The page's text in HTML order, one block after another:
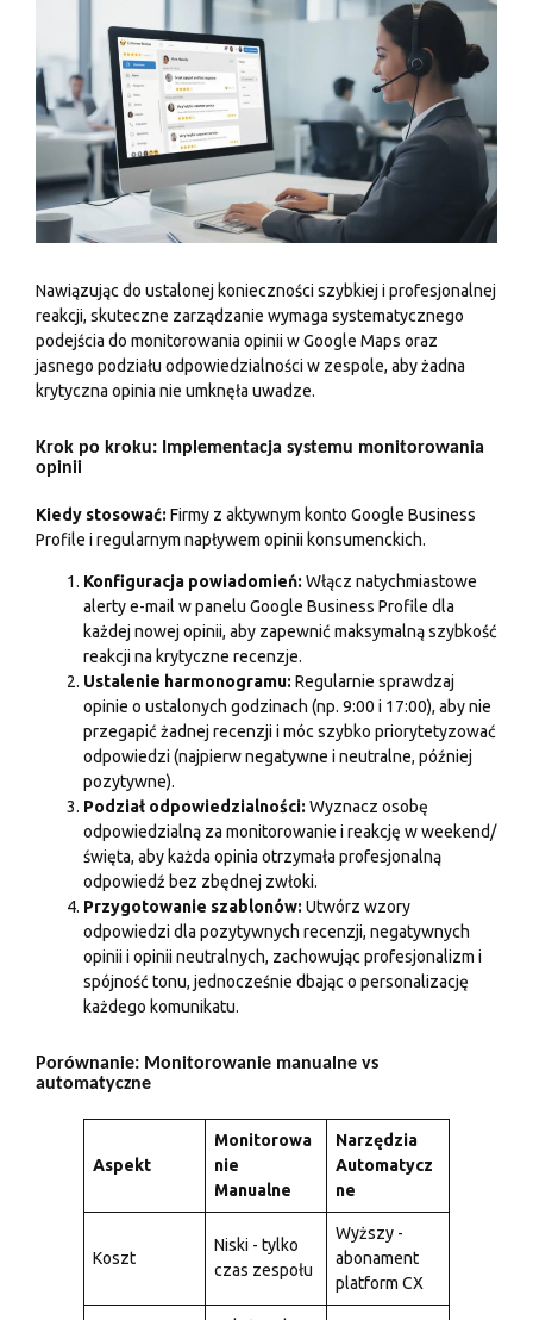
Nawiązując do ustalonej konieczności szybkiej i profesjonalnej
reakcji, skuteczne zarządzanie wymaga systematycznego
podejścia do monitorowania opinii w Google Maps oraz
jasnego podziału odpowiedzialności w zespole, aby żadna
krytyczna opinia nie umknęła uwadze.
Krok po kroku: Implementacja systemu monitorowania
opinii
Kiedy stosować: Firmy z aktywnym konto Google Business
Profile i regularnym napływem opinii konsumenckich.
Konfiguracja powiadomień: Włącz natychmiastowe
alerty e-mail w panelu Google Business Profile dla
każdej nowej opinii, aby zapewnić maksymalną szybkość
reakcji na krytyczne recenzje.
Ustalenie harmonogramu: Regularnie sprawdzaj
opinie o ustalonych godzinach (np. 9:00 i 17:00), aby nie
przegapić żadnej recenzji i móc szybko priorytetyzować
odpowiedzi (najpierw negatywne i neutralne, później
pozytywne).
Podział odpowiedzialności: Wyznacz osobę
odpowiedzialną za monitorowanie i reakcję w weekend/
święta, aby każda opinia otrzymała profesjonalną
odpowiedź bez zbędnej zwłoki.
Przygotowanie szablonów: Utwórz wzory
odpowiedzi dla pozytywnych recenzji, negatywnych
opinii i opinii neutralnych, zachowując profesjonalizm i
spójność tonu, jednocześnie dbając o personalizację
każdego komunikatu.
Porównanie: Monitorowanie manualne vs
automatyczne
Aspekt
Monitorowa
nie
Manualne
Narzędzia
Automatycz
ne
Koszt
Niski - tylko
czas zespołu
Wyższy -
abonament
platform CX